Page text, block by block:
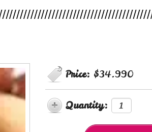
Price: $34.990
Quantity: